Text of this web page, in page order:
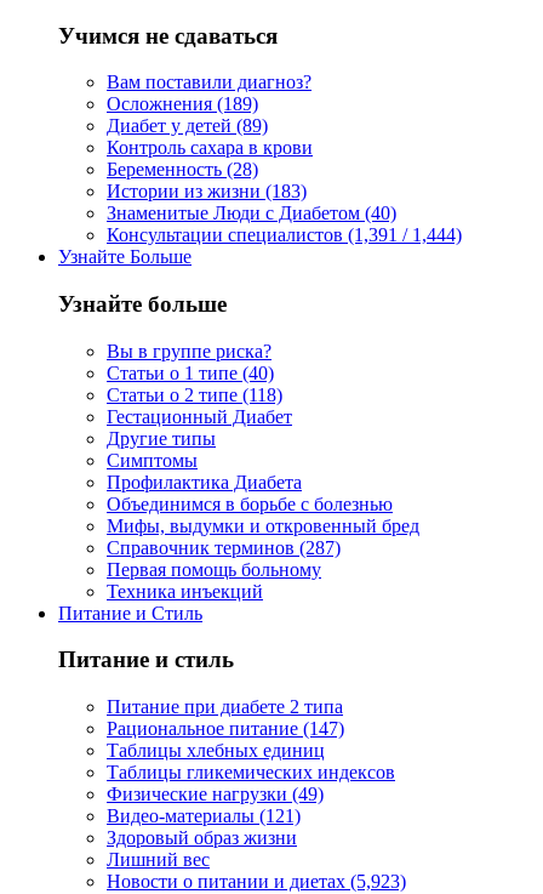
Учимся не сдаваться
Вам поставили диагноз?
Осложнения (189)
Диабет у детей (89)
Контроль сахара в крови
Беременность (28)
Истории из жизни (183)
Знаменитые Люди с Диабетом (40)
Консультации специалистов (1,391 / 1,444)
Узнайте Больше
Узнайте больше
Вы в группе риска?
Статьи о 1 типе (40)
Статьи о 2 типе (118)
Гестационный Диабет
Другие типы
Симптомы
Профилактика Диабета
Объединимся в борьбе с болезнью
Мифы, выдумки и откровенный бред
Справочник терминов (287)
Первая помощь больному
Техника инъекций
Питание и Стиль
Питание и стиль
Питание при диабете 2 типа
Рациональное питание (147)
Таблицы хлебных единиц
Таблицы гликемических индексов
Физические нагрузки (49)
Видео-материалы (121)
Здоровый образ жизни
Лишний вес
Новости о питании и диетах (5,923)